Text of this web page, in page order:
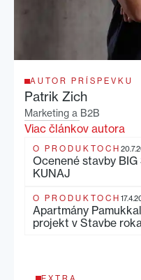
AUTOR PRÍSPEVKU
Patrik Zich
Marketing a B2B
Viac článkov autora
O PRODUKTOCH
Ocenené stavby
KUNAJ
O PRODUKTOCH
Apartmány
projekt v Stavbe